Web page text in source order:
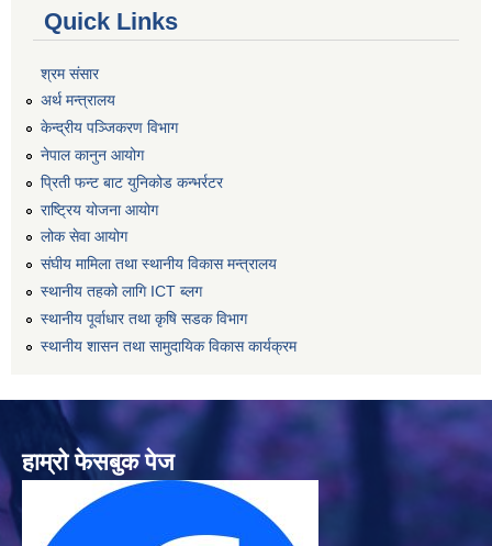
Quick Links
श्रम संसार
अर्थ मन्त्रालय
केन्द्रीय पञ्जिकरण विभाग
नेपाल कानुन आयोग
प्रिती फन्ट बाट युनिकोड कन्भर्रटर
राष्ट्रिय योजना आयोग
लोक सेवा आयोग
संघीय मामिला तथा स्थानीय विकास मन्त्रालय
स्थानीय तहको लागि ICT ब्लग
स्थानीय पूर्वाधार तथा कृषि सडक विभाग
स्थानीय शासन तथा सामुदायिक विकास कार्यक्रम
हाम्रो फेसबुक पेज